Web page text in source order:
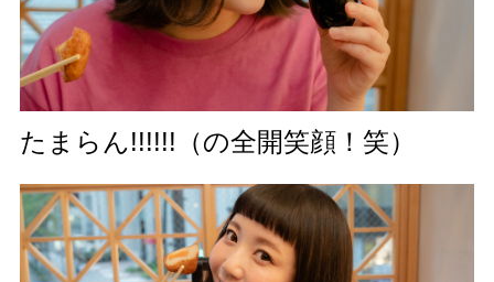
たまらん!!!!!!（の全開笑顔！笑）